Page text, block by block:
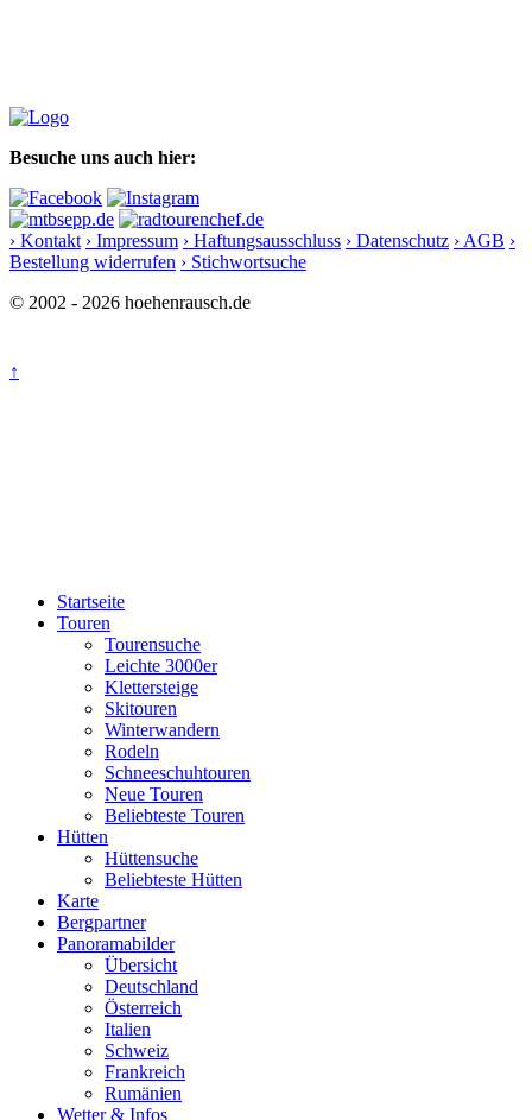
Besuche uns auch hier:
› Kontakt › Impressum › Haftungsausschluss › Datenschutz › AGB ›
Bestellung widerrufen › Stichwortsuche
© 2002 - 2026 hoehenrausch.de
↑
Startseite
Touren
Tourensuche
Leichte 3000er
Klettersteige
Skitouren
Winterwandern
Rodeln
Schneeschuhtouren
Neue Touren
Beliebteste Touren
Hütten
Hüttensuche
Beliebteste Hütten
Karte
Bergpartner
Panoramabilder
Übersicht
Deutschland
Österreich
Italien
Schweiz
Frankreich
Rumänien
Wetter & Infos